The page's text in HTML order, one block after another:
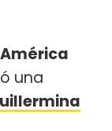
una